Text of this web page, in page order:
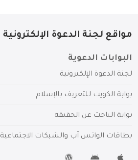
مواقع لجنة الدعوة الإلكترونية
البوابات الدعوية
لجنة الدعوة الإلكترونية
بوابة الكويت للتعريف بالإسلام
بوابة الباحث عن الحقيقة
بطاقات الواتس آب والشبكات الاجتماعية